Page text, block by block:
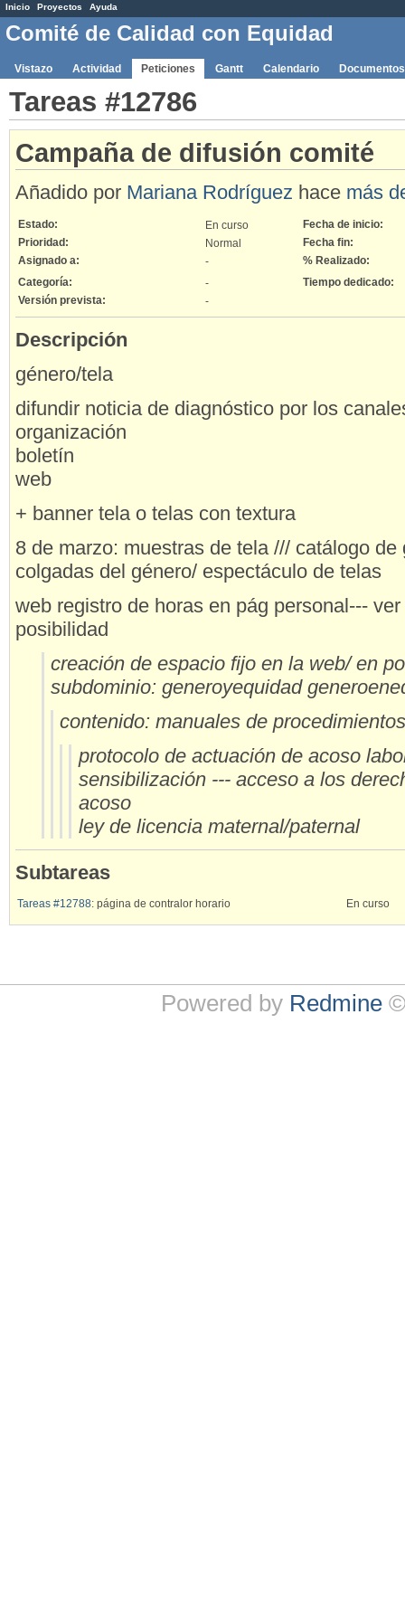
Inicio Proyectos Ayuda
Comité de Calidad con Equidad
Vistazo Actividad Peticiones Gantt Calendario Documentos
Tareas #12786
Campaña de difusión comité
Añadido por Mariana Rodríguez hace más
Estado: En curso
Fecha de inicio:
Prioridad:
Normal
Fecha fin:
Asignado a:
-
% Realizado:
Categoría:
-
Tiempo dedicado:
Versión prevista:
-
Descripción
género/tela
difundir noticia de diagnóstico por los
organización
boletín
web
+ banner tela o telas con textura
8 de marzo: muestras de tela /// catálogo de
colgadas del género/ espectáculo de telas
web registro de horas en pág personal---
posibilidad
creación de espacio fijo en la web/ en
subdominio: generoyequidad
contenido: manuales de
protocolo de actuación de acoso
sensibilización --- acceso a los
acoso
ley de licencia maternal/paternal
Subtareas
Tareas #12788: página de contralor horario En curso
Powered by Redmine